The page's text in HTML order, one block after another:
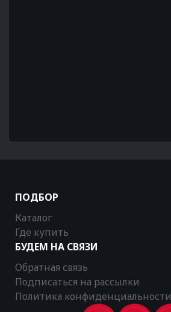
ПОДБОР
Каталог
Где купить
БУДЕМ НА СВЯЗИ
Обратная связь
Подписаться на рассылки
Политика конфиденциальности